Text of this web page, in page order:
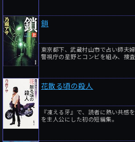
鎖
東京都下、武蔵村山市で占い師夫
警視庁の星野とコンビを組み、捜査
花散る頃の殺人
『凍える牙』で、読者に熱い共感
を主人公にした初の短編集。